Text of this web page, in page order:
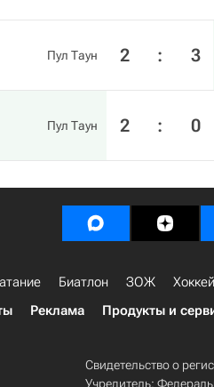
Пул Таун 2 : 3
Пул Таун 2 : 0
Биатлон ЗОЖ Хоккей
Реклама Продукты и
Свидетельство о
Учредитель: